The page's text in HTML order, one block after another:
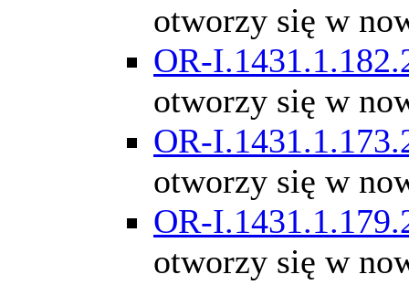
otworzy się w
OR-
otworzy się w
OR-
otworzy się w
OR-
otworzy się w